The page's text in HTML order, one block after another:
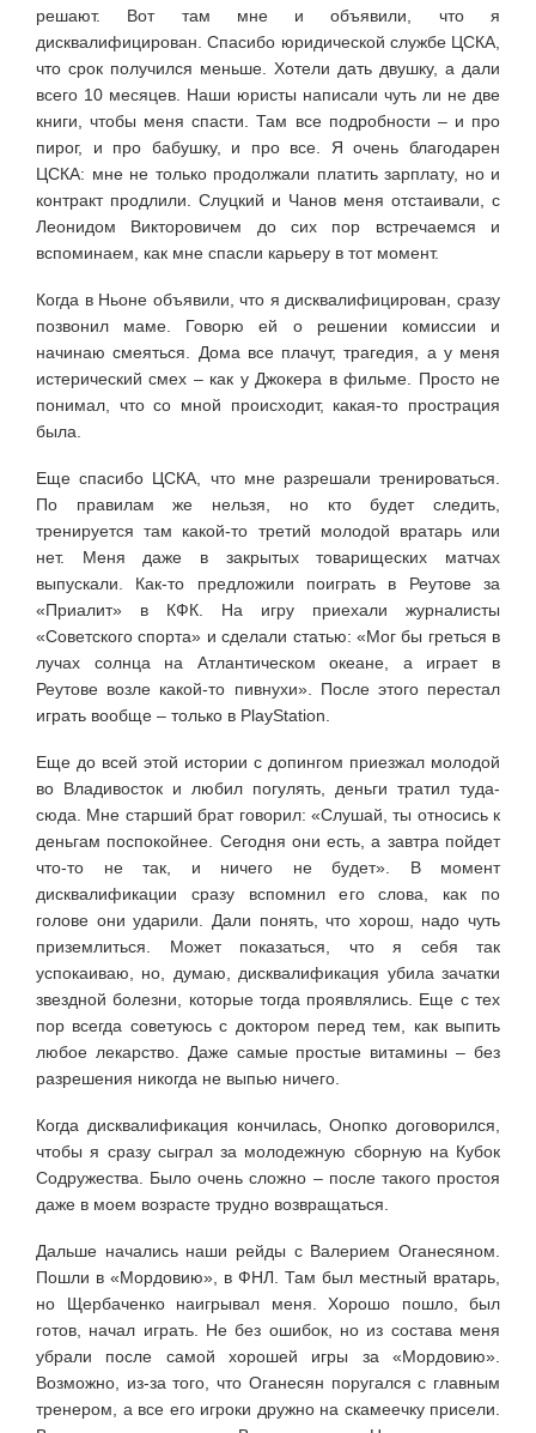
решают. Вот там мне и объявили, что я
дисквалифицирован. Спасибо юридической службе ЦСКА,
что срок получился меньше. Хотели дать двушку, а дали
всего 10 месяцев. Наши юристы написали чуть ли не две
книги, чтобы меня спасти. Там все подробности – и про
пирог, и про бабушку, и про все. Я очень благодарен
ЦСКА: мне не только продолжали платить зарплату, но и
контракт продлили. Слуцкий и Чанов меня отстаивали, с
Леонидом Викторовичем до сих пор встречаемся и
вспоминаем, как мне спасли карьеру в тот момент.
Когда в Ньоне объявили, что я дисквалифицирован, сразу
позвонил маме. Говорю ей о решении комиссии и
начинаю смеяться. Дома все плачут, трагедия, а у меня
истерический смех – как у Джокера в фильме. Просто не
понимал, что со мной происходит, какая-то прострация
была.
Еще спасибо ЦСКА, что мне разрешали тренироваться.
По правилам же нельзя, но кто будет следить,
тренируется там какой-то третий молодой вратарь или
нет. Меня даже в закрытых товарищеских матчах
выпускали. Как-то предложили поиграть в Реутове за
«Приалит» в КФК. На игру приехали журналисты
«Советского спорта» и сделали статью: «Мог бы греться в
лучах солнца на Атлантическом океане, а играет в
Реутове возле какой-то пивнухи». После этого перестал
играть вообще – только в PlayStation.
Еще до всей этой истории с допингом приезжал молодой
во Владивосток и любил погулять, деньги тратил туда-
сюда. Мне старший брат говорил: «Слушай, ты относись к
деньгам поспокойнее. Сегодня они есть, а завтра пойдет
что-то не так, и ничего не будет». В момент
дисквалификации сразу вспомнил его слова, как по
голове они ударили. Дали понять, что хорош, надо чуть
приземлиться. Может показаться, что я себя так
успокаиваю, но, думаю, дисквалификация убила зачатки
звездной болезни, которые тогда проявлялись. Еще с тех
пор всегда советуюсь с доктором перед тем, как выпить
любое лекарство. Даже самые простые витамины – без
разрешения никогда не выпью ничего.
Когда дисквалификация кончилась, Онопко договорился,
чтобы я сразу сыграл за молодежную сборную на Кубок
Содружества. Было очень сложно – после такого простоя
даже в моем возрасте трудно возвращаться.
Дальше начались наши рейды с Валерием Оганесяном.
Пошли в «Мордовию», в ФНЛ. Там был местный вратарь,
но Щербаченко наигрывал меня. Хорошо пошло, был
готов, начал играть. Не без ошибок, но из состава меня
убрали после самой хорошей игры за «Мордовию».
Возможно, из-за того, что Оганесян поругался с главным
тренером, а все его игроки дружно на скамеечку присели.